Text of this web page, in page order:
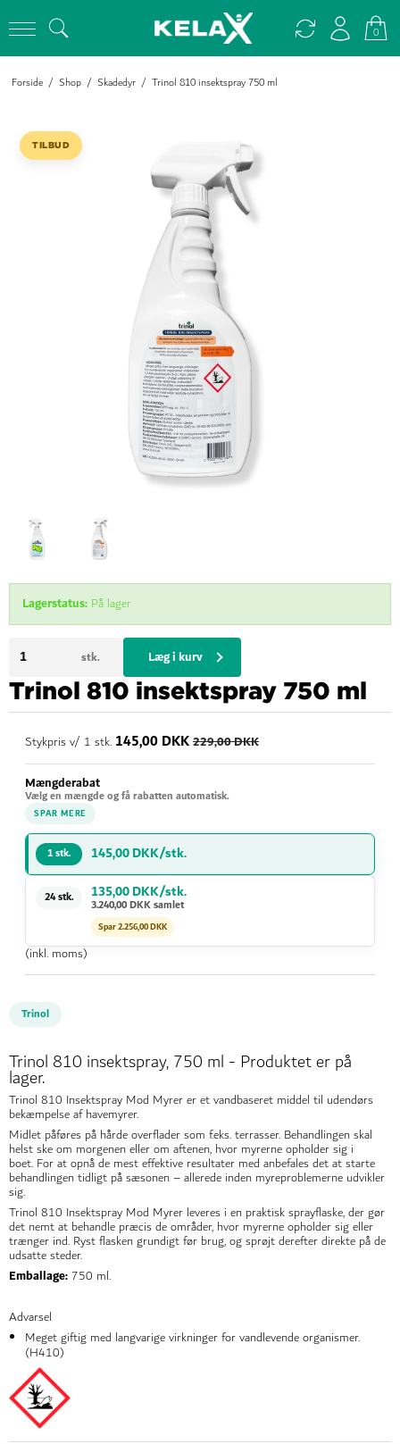
0
Forside / Shop / Skadedyr / Trinol 810 insektspray 750 ml
TILBUD
Trinol 810 insektspray 750 ml
Stykpris v/ 1 stk. 145,00 DKK229,00 DKK
Mængderabat
Vælg en mængde og få rabatten automatisk.
SPAR MERE
1 stk. 145,00 DKK/stk.
24 stk. 135,00 DKK/stk.
3.240,00 DKK samlet
Spar 2.256,00 DKK
(inkl. moms)
Trinol
Trinol 810 insektspray, 750 ml - Produktet er på
lager.
Trinol 810 Insektspray Mod Myrer er et vandbaseret middel til udendørs
bekæmpelse af havemyrer.
Midlet påføres på hårde overflader som f.eks. terrasser. Behandlingen skal
helst ske om morgenen eller om aftenen, hvor myrerne opholder sig i
boet. For at opnå de mest effektive resultater med anbefales det at starte
behandlingen tidligt på sæsonen – allerede inden myreproblemerne udvikler
sig.
Trinol 810 Insektspray Mod Myrer leveres i en praktisk sprayflaske, der gør
det nemt at behandle præcis de områder, hvor myrerne opholder sig eller
trænger ind. Ryst flasken grundigt før brug, og sprøjt derefter direkte på de
udsatte steder.
Emballage: 750 ml.
Advarsel
Meget giftig med langvarige virkninger for vandlevende organismer.
(H410)
Lagerstatus: På lager
stk. Læg i kurv